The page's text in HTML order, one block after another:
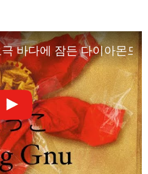
바다에 잠든 다이아몬드